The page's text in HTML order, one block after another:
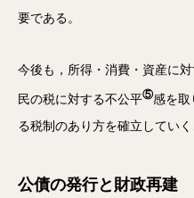
要である。
今後も，所得・消費・資産に
民の税に対する不公平⑤感を取
る税制のあり方を確立していく
公債の発行と財政再建